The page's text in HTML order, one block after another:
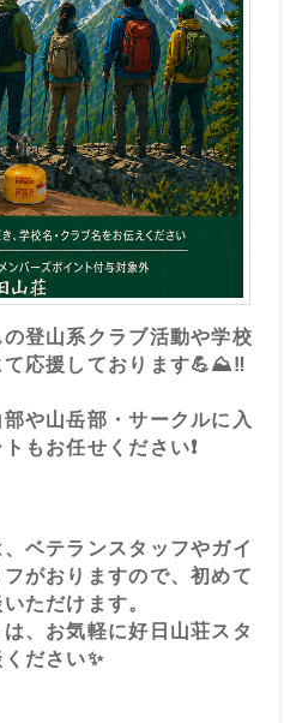
登山系クラブ活動や学校
て応援しております💪⛰️‼️
や山岳部・サークルに入
もお任せください❗️
ベテランスタッフやガイ
がおりますので、初めて
ただけます。
、お気軽に好日山荘スタ
ださい✨